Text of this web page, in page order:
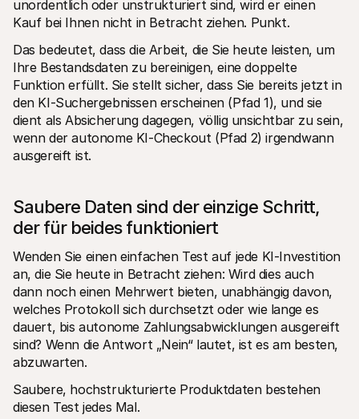
unordentlich oder unstrukturiert sind, wird er einen
Kauf bei Ihnen nicht in Betracht ziehen. Punkt.
Das bedeutet, dass die Arbeit, die Sie heute leisten, um
Ihre Bestandsdaten zu bereinigen, eine doppelte
Funktion erfüllt. Sie stellt sicher, dass Sie bereits jetzt in
den KI-Suchergebnissen erscheinen (Pfad 1), und sie
dient als Absicherung dagegen, völlig unsichtbar zu sein,
wenn der autonome KI-Checkout (Pfad 2) irgendwann
ausgereift ist.
Saubere Daten sind der einzige Schritt,
der für beides funktioniert
Wenden Sie einen einfachen Test auf jede KI-Investition
an, die Sie heute in Betracht ziehen: Wird dies auch
dann noch einen Mehrwert bieten, unabhängig davon,
welches Protokoll sich durchsetzt oder wie lange es
dauert, bis autonome Zahlungsabwicklungen ausgereift
sind? Wenn die Antwort „Nein“ lautet, ist es am besten,
abzuwarten.
Saubere, hochstrukturierte Produktdaten bestehen
diesen Test jedes Mal.